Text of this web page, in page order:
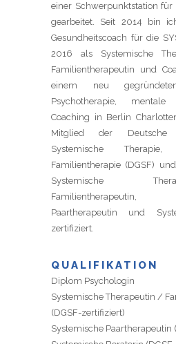
einer Schwerpunktstation für
gearbeitet. Seit 2014 bin
Gesundheitscoach für die
2016 als Systemische
Familientherapeutin und
einem neu
Psychotherapie,
Coaching in Berlin
Mitglied der Deutsche
Systemische
Familientherapie (DGSF)
Systemische
Paartherapeutin und
zertifiziert.
QUALIFIKATION
Diplom Psychologin
Systemische Therapeutin /
Systemische Paartherapeutin